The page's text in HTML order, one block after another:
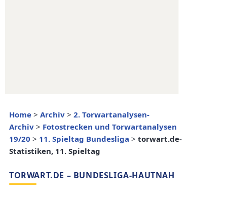
Home > Archiv > 2. Torwartanalysen-
Archiv > Fotostrecken und Torwartanalysen
19/20 > 11. Spieltag Bundesliga > torwart.de-
Statistiken, 11. Spieltag
TORWART.DE – BUNDESLIGA-HAUTNAH